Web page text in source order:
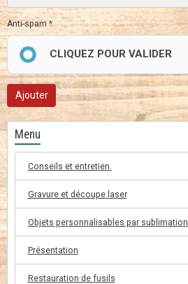
Anti-spam
CLIQUEZ POUR VALIDER
Ajouter
Menu
Conseils et entretien.
Gravure et découpe laser
Objets personnalisables par sublimation
Présentation
Restauration de fusils